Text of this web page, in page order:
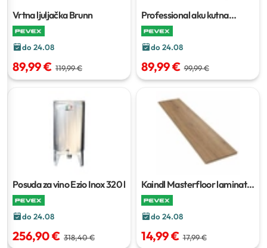
Vrtna ljuljačka Brunn
do 24.08
89,99 € 119,99 €
Professional aku kutna
brusilica Axxio 18/115 Q
do 24.08
89,99 € 99,99 €
Posuda za vino Ezio Inox320 l
do 24.08
256,90 € 318,40 €
Kaindl Masterfloor laminat
K4440 EG
do 24.08
14,99 € 17,99 €